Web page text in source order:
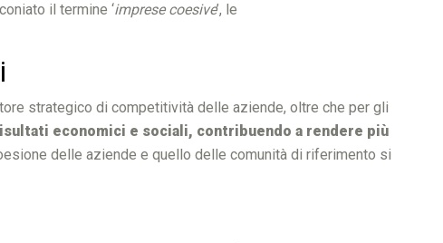
il termine ‘imprese coesive’, le
strategico di competitività delle aziende, oltre che per gli
economici e sociali, contribuendo a rendere più
delle aziende e quello delle comunità di riferimento si